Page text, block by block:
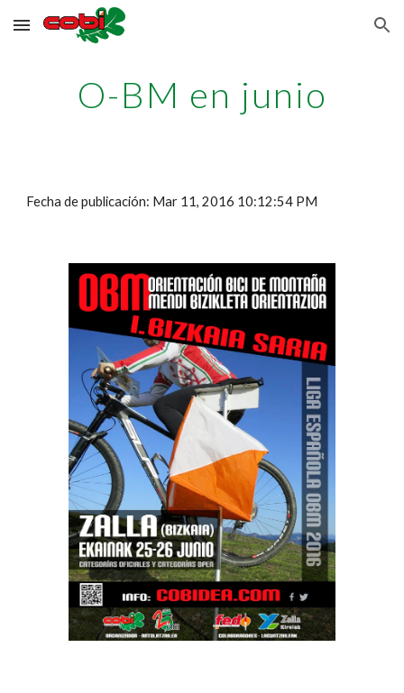
Skip to main content Skip to navigation
O-BM en junio
Fecha de publicación: Mar 11, 2016 10:12:54 PM